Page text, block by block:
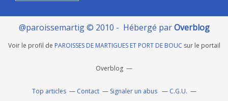
@paroissemartig © 2010 - Hébergé parOverblog
Voir le profil de PAROISSES DE MARTIGUES ET PORT DE BOUC sur le portail
Overblog
Top articles Contact Signaler un abus C.G.U.